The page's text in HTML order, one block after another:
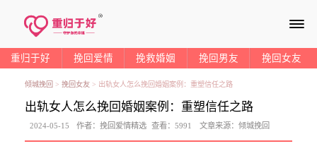
≡
重归于好 挽回爱情 挽救婚姻 挽回男友 挽回女友
倾城挽回 > 挽回女友> 出轨女人怎么挽回婚姻案例：重塑信任之路
出轨女人怎么挽回婚姻案例：重塑信任之路
2024-05-15 作者：挽回爱情精选 查看：5991 文章来源： 倾城挽回